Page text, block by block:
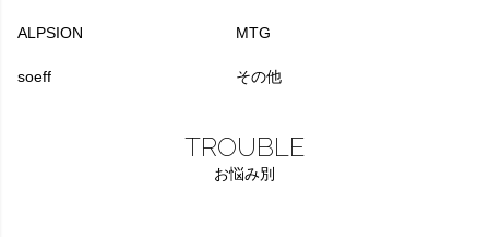
ALPSION MTG
soeff その他
TROUBLE
お悩み別